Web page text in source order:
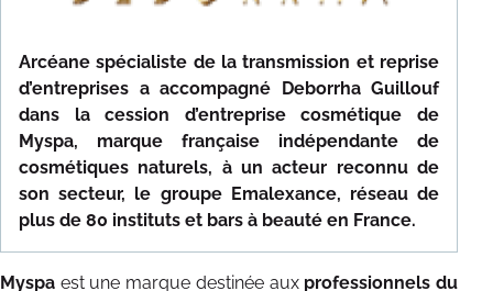
Arcéane spécialiste de la transmission et reprise
d’entreprises a accompagné Deborrha Guillouf
dans la cession d’entreprise cosmétique de
Myspa, marque française indépendante de
cosmétiques naturels, à un acteur reconnu de
son secteur, le groupe Emalexance, réseau de
plus de 80 instituts et bars à beauté en France.
Myspa est une marque destinée aux professionnels du